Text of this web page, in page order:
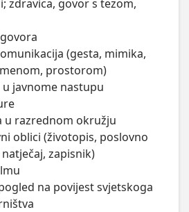
prostorom)
zapisnik)